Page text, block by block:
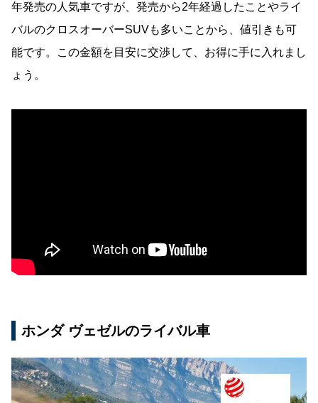
年発売の人気車ですが、発売から2年経過したことやライ
バルのクロスオーバーSUVも多いことから、値引きも可
能です。この金額を目安に交渉して、お得に手に入れまし
ょう。
ホンダ ヴェゼルのライバル車